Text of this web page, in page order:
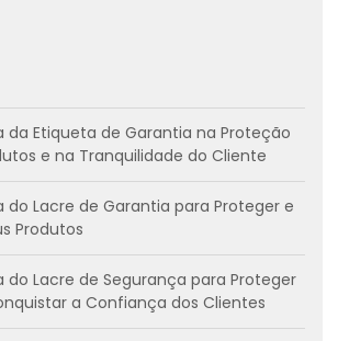
da Etiqueta de Garantia na Proteção
e na Tranquilidade do Cliente
do Lacre de Garantia para Proteger e
Produtos
do Lacre de Segurança para Proteger
a Confiança dos Clientes